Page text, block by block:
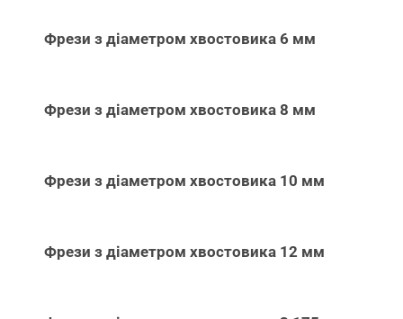
Фрези з діаметром хвостовика 6 мм
Фрези з діаметром хвостовика 8 мм
Фрези з діаметром хвостовика 10 мм
Фрези з діаметром хвостовика 12 мм